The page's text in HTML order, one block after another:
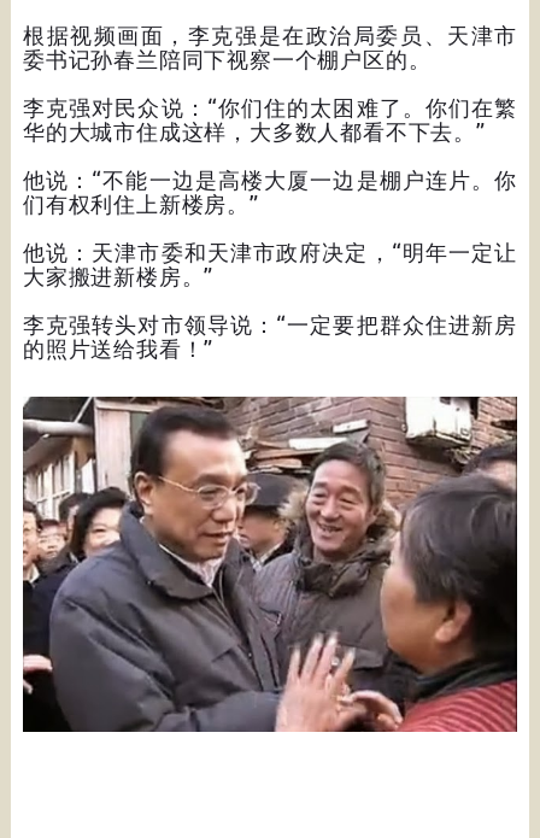
根据视频画面，李克强是在政治局委员、天津市
委书记孙春兰陪同下视察一个棚户区的。
李克强对民众说：“你们住的太困难了。你们在繁
华的大城市住成这样，大多数人都看不下去。”
他说：“不能一边是高楼大厦一边是棚户连片。你
们有权利住上新楼房。”
他说：天津市委和天津市政府决定，“明年一定让
大家搬进新楼房。”
李克强转头对市领导说：“一定要把群众住进新房
的照片送给我看！”